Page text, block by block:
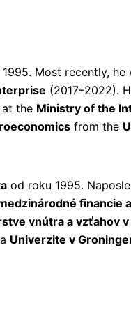
Most recently, he
(2017–2022).
at the Ministry of the
from the
od roku 1995.
financie
vnútra a vzťahov
Univerzite v